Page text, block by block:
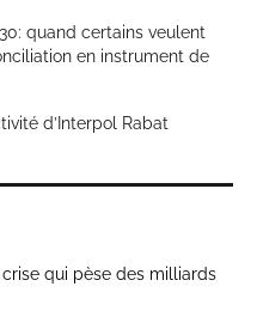
quand certains veulent
en instrument de
d’Interpol Rabat
crise qui pèse des milliards